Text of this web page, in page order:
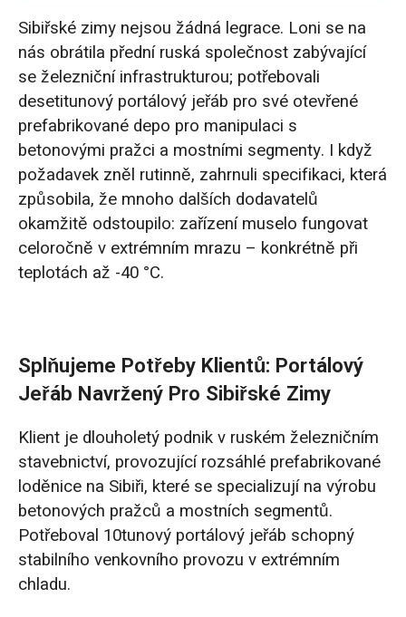
Splňujeme potřeby klientů: Portálový jeřáb
navržený pro sibiřské zimy
Vyrobeno na míru pro -40 °C: Čtyři klíčové
technické vylepšení
1. Zabránění křehnutí oceli za studena a
strukturálnímu praskání při -40 °C
2. Prevence elektrického zamrznutí a zkratů
způsobených vlhkostí v extrémním chladu
4. Bezpečné přeshraniční balení: Zajištění
bezpečného doručení jeřábem
Zelený portálový jeřáb úspěšně dodán na
Sibiř
Sibiřské zimy nejsou žádná legrace. Loni se na
nás obrátila přední ruská společnost zabývající
se železniční infrastrukturou; potřebovali
desetitunový portálový jeřáb pro své otevřené
prefabrikované depo pro manipulaci s
betonovými pražci a mostními segmenty. I když
požadavek zněl rutinně, zahrnuli specifikaci, která
způsobila, že mnoho dalších dodavatelů
okamžitě odstoupilo: zařízení muselo fungovat
celoročně v extrémním mrazu – konkrétně při
teplotách až -40 °C.
Splňujeme Potřeby Klientů: Portálový
Jeřáb Navržený Pro Sibiřské Zimy
Klient je dlouholetý podnik v ruském železničním
stavebnictví, provozující rozsáhlé prefabrikované
loděnice na Sibiři, které se specializují na výrobu
betonových pražců a mostních segmentů.
Potřeboval 10tunový portálový jeřáb schopný
stabilního venkovního provozu v extrémním
chladu.